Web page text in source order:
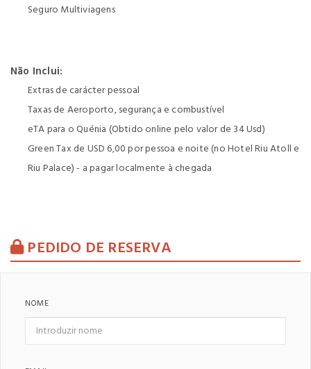
Seguro Multiviagens
Não Inclui:
Extras de carácter pessoal
Taxas de Aeroporto, segurança e combustível
eTA para o Quénia (Obtido online pelo valor de 34 Usd)
Green Tax de USD 6,00 por pessoa e noite (no Hotel Riu Atoll e
Riu Palace) - a pagar localmente à chegada
PEDIDO DE RESERVA
NOME